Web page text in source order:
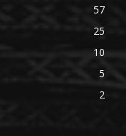
57
25
10
5
2